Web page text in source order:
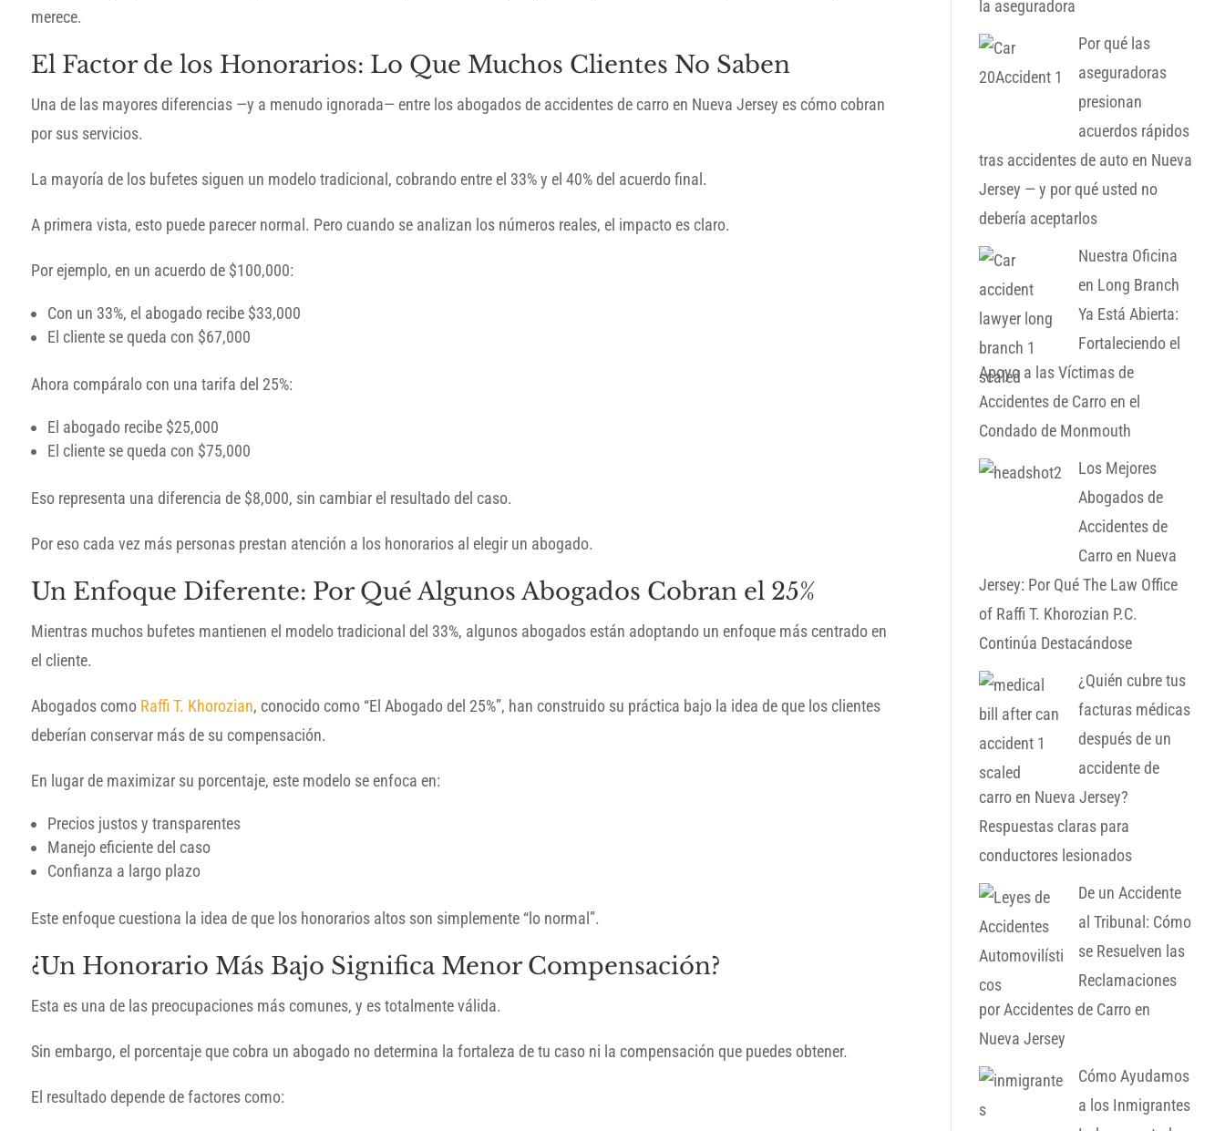
merece.
El Factor de los Honorarios: Lo Que Muchos Clientes No Saben
Una de las mayores diferencias —y a menudo ignorada— entre los abogados de accidentes de carro en Nueva Jersey es cómo cobran
por sus servicios.
La mayoría de los bufetes siguen un modelo tradicional, cobrando entre el 33% y el 40% del acuerdo final.
A primera vista, esto puede parecer normal. Pero cuando se analizan los números reales, el impacto es claro.
Por ejemplo, en un acuerdo de $100,000:
Con un 33%, el abogado recibe $33,000
El cliente se queda con $67,000
Ahora compáralo con una tarifa del 25%:
El abogado recibe $25,000
El cliente se queda con $75,000
Eso representa una diferencia de $8,000, sin cambiar el resultado del caso.
Por eso cada vez más personas prestan atención a los honorarios al elegir un abogado.
Un Enfoque Diferente: Por Qué Algunos Abogados Cobran el 25%
Mientras muchos bufetes mantienen el modelo tradicional del 33%, algunos abogados están adoptando un enfoque más centrado en
el cliente.
Abogados como Raffi T. Khorozian, conocido como “El Abogado del 25%”, han construido su práctica bajo la idea de que los clientes
deberían conservar más de su compensación.
En lugar de maximizar su porcentaje, este modelo se enfoca en:
Precios justos y transparentes
Manejo eficiente del caso
Confianza a largo plazo
Este enfoque cuestiona la idea de que los honorarios altos son simplemente “lo normal”.
¿Un Honorario Más Bajo Significa Menor Compensación?
Esta es una de las preocupaciones más comunes, y es totalmente válida.
Sin embargo, el porcentaje que cobra un abogado no determina la fortaleza de tu caso ni la compensación que puedes obtener.
El resultado depende de factores como:
la aseguradora
Por qué las
aseguradoras
presionan
acuerdos rápidos
tras accidentes de auto en Nueva
Jersey — y por qué usted no
debería aceptarlos
Nuestra Oficina
en Long Branch
Ya Está Abierta:
Fortaleciendo el
Apoyo a las Víctimas de
Accidentes de Carro en el
Condado de Monmouth
Los Mejores
Abogados de
Accidentes de
Carro en Nueva
Jersey: Por Qué The Law Office
of Raffi T. Khorozian P.C.
Continúa Destacándose
¿Quién cubre tus
facturas médicas
después de un
accidente de
carro en Nueva Jersey?
Respuestas claras para
conductores lesionados
De un Accidente
al Tribunal: Cómo
se Resuelven las
Reclamaciones
por Accidentes de Carro en
Nueva Jersey
Cómo Ayudamos
a los Inmigrantes